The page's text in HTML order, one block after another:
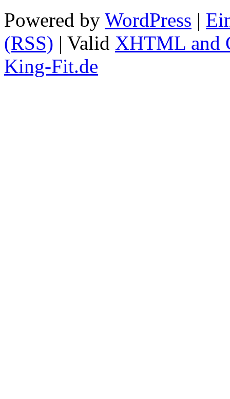
Powered by WordPress |
(RSS) | Valid XHTML and
King-Fit.de